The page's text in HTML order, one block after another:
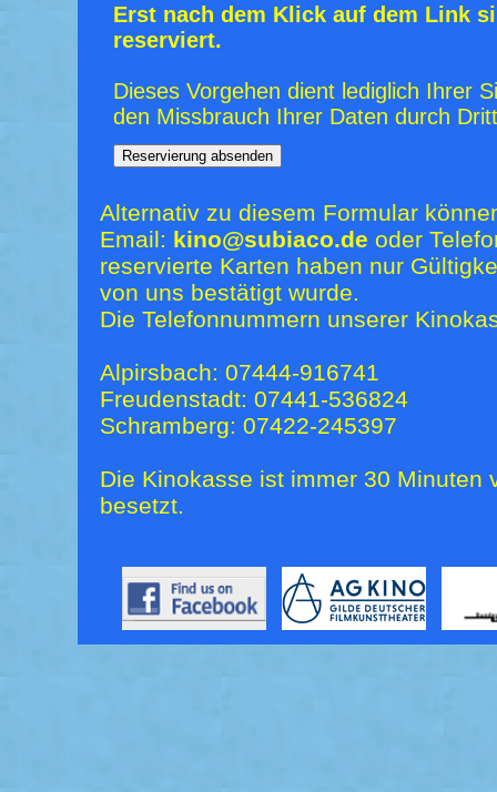
Erst nach dem Klick auf dem Link
reserviert.
Dieses Vorgehen dient lediglich Ihrer
den Missbrauch Ihrer Daten durch
Alternativ zu diesem Formular
Email: kino@subiaco.de oder
reservierte Karten haben nur
von uns bestätigt wurde.
Die Telefonnummern unserer
Alpirsbach: 07444-916741
Freudenstadt: 07441-536824
Schramberg: 07422-245397
Die Kinokasse ist immer 30 Minuten
besetzt.